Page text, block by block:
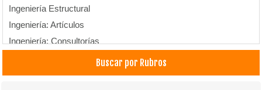
Ingeniería Estructural
Ingeniería: Artículos
Ingeniería: Consultorías
Ingeniería: Estudios y Proyectos
Profesionales
Buscar por Rubros